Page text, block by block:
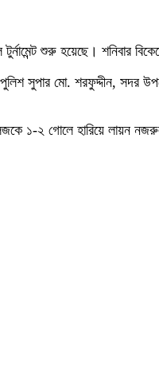
শুরু হয়েছে। শনিবার
সুপার মো. শরফুদ্দীন, সদর
১-২ গোলে হারিয়ে লায়ন